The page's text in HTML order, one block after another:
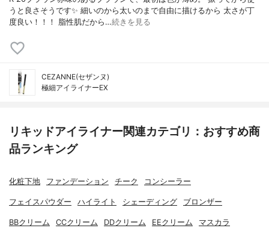
うと良さそうです✨ 細いのから太いのまで自由に描けるから 太さが丁
度良い！！！ 脂性肌だから…続きを見る
CEZANNE(セザンヌ)
極細アイライナーEX
リキッドアイライナー関連カテゴリ：おすすめ商
品ランキング
化粧下地 ファンデーション チーク コンシーラー
フェイスパウダー ハイライト シェーディング ブロンザー
BBクリーム CCクリーム DDクリーム EEクリーム マスカラ